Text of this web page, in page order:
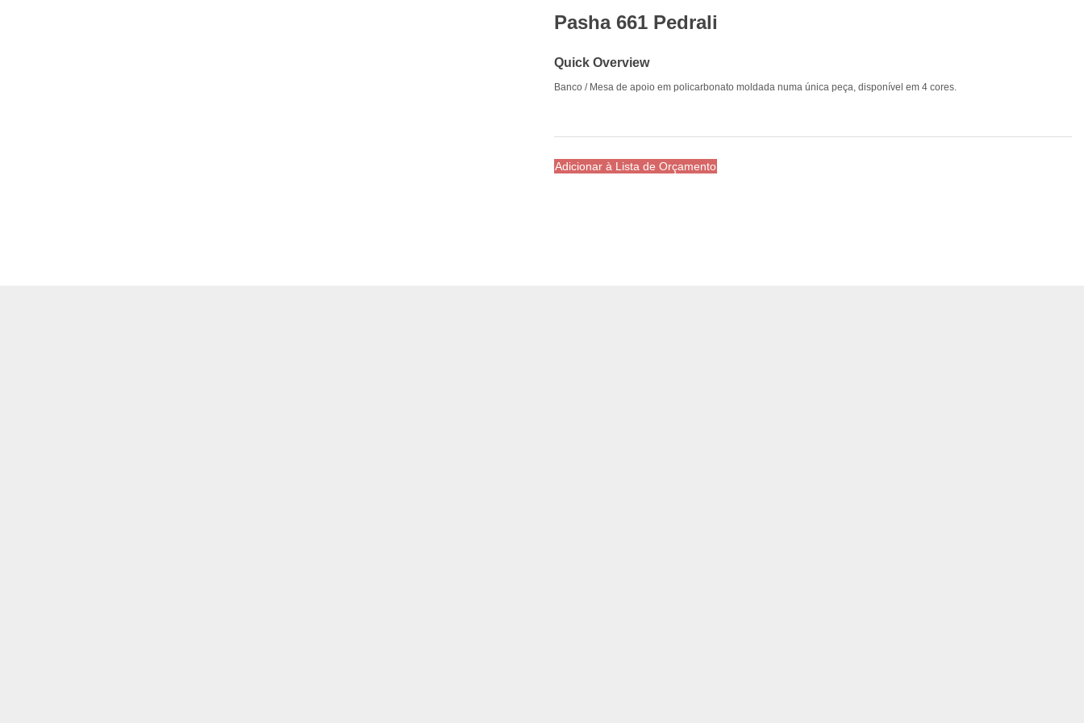
Pasha 661 Pedrali
Quick Overview
Banco / Mesa de apoio em policarbonato moldada numa única peça, disponível em 4 cores.
Adicionar à Lista de Orçamento